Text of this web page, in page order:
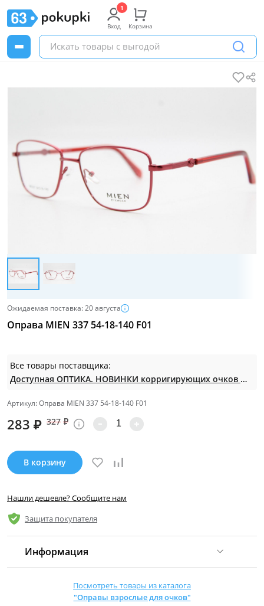
Вход Корзина
Ожидаемая поставка: 20 августа
Оправа MIEN 337 54-18-140 F01
Все товары поставщика:
Доступная ОПТИКА. НОВИНКИ корригирующих очков по СУПЕР ценам. Таких нет на МП.
Артикул: Оправа MIEN 337 54-18-140 F01
283 ₽ 327 ₽
В корзину
Нашли дешевле? Сообщите нам
Защита покупателя
Информация
Страна производитель:Китай
Посмотреть товары из каталога
"Оправы взрослые для очков"